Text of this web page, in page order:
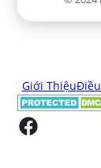
Giới Thiệu